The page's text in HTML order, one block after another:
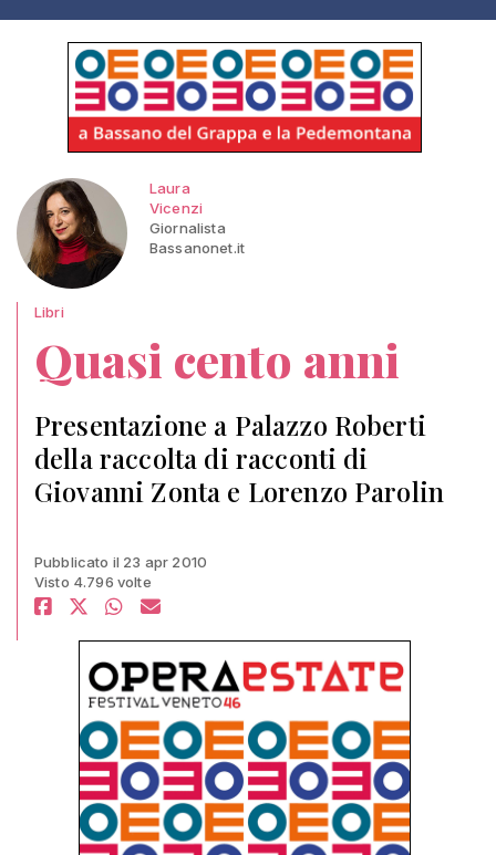
Laura
Vicenzi
Giornalista
Bassanonet.it
Libri
Quasi cento anni
Presentazione a Palazzo Roberti
della raccolta di racconti di
Giovanni Zonta e Lorenzo Parolin
Pubblicato il 23 apr 2010
Visto 4.796 volte